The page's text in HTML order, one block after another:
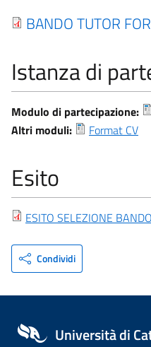
BANDO TUTOR
Istanza di
Modulo di partecipazione:
Altri moduli:
Format CV
Esito
ESITO SELEZIONE
Condividi
Università di